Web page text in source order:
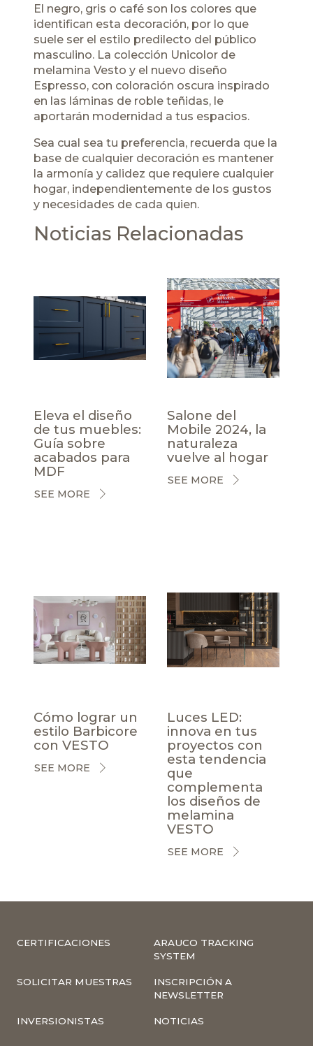
El negro, gris o café son los colores que
identifican esta decoración, por lo que
suele ser el estilo predilecto del público
masculino. La colección Unicolor de
melamina Vesto y el nuevo diseño
Espresso, con coloración oscura inspirado
en las láminas de roble teñidas, le
aportarán modernidad a tus espacios.
Sea cual sea tu preferencia, recuerda que la
base de cualquier decoración es mantener
la armonía y calidez que requiere cualquier
hogar, independientemente de los gustos
y necesidades de cada quien.
Noticias Relacionadas
Eleva el diseño
de tus muebles:
Guía sobre
acabados para
MDF
SEE MORE
Salone del
Mobile 2024, la
naturaleza
vuelve al hogar
SEE MORE
Cómo lograr un
estilo Barbicore
con VESTO
SEE MORE
Luces LED:
innova en tus
proyectos con
esta tendencia
que
complementa
los diseños de
melamina
VESTO
SEE MORE
CERTIFICACIONES
ARAUCO TRACKING
SYSTEM
SOLICITAR MUESTRAS
INSCRIPCIÓN A
NEWSLETTER
INVERSIONISTAS NOTICIAS